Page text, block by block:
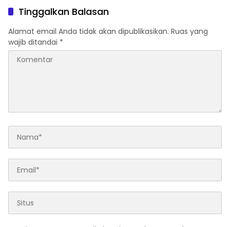
Tinggalkan Balasan
Alamat email Anda tidak akan dipublikasikan. Ruas yang
wajib ditandai *